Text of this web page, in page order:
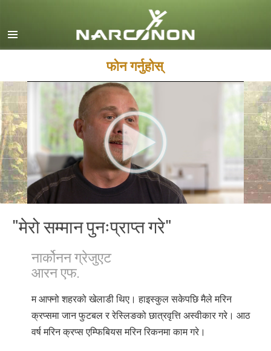
Dansk
Ελληνικά (Greek)
Magyar
Italiano
Portuguès
Русский (Russian)
फोन गर्नुहोस्
"मेरो सम्मान पुनःप्राप्त गरे"
नार्कोनन ग्रेजुएट
आरन एफ.
म आफ्नो शहरको खेलाडी थिए। हाइस्कुल सकेपछि मैले मरिन
क्रप्समा जान फुटबल र रेस्लिङको छात्रवृत्ति अस्वीकार गरे। आठ
वर्ष मरिन क्रप्स एम्फिबियस मरिन रिकनमा काम गरे।